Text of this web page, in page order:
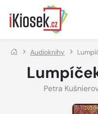
Přejít na hlavní obsah
Audioknihy
Petra